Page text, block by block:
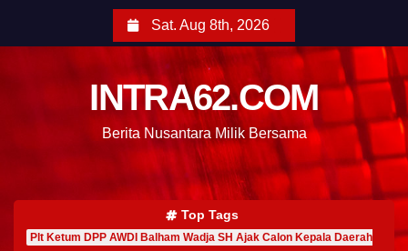
Sat. Aug 8th, 2026
INTRA62.COM
Berita Nusantara Milik Bersama
Top Tags
Plt Ketum DPP AWDI Balham Wadja SH Ajak Calon Kepala Daerah